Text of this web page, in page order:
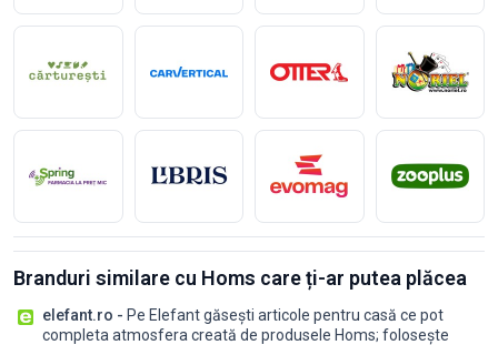
Branduri similare cu Homs care ți-ar putea plăcea
elefant.ro - Pe Elefant găsești articole pentru casă ce pot
completa atmosfera creată de produsele Homs; folosește